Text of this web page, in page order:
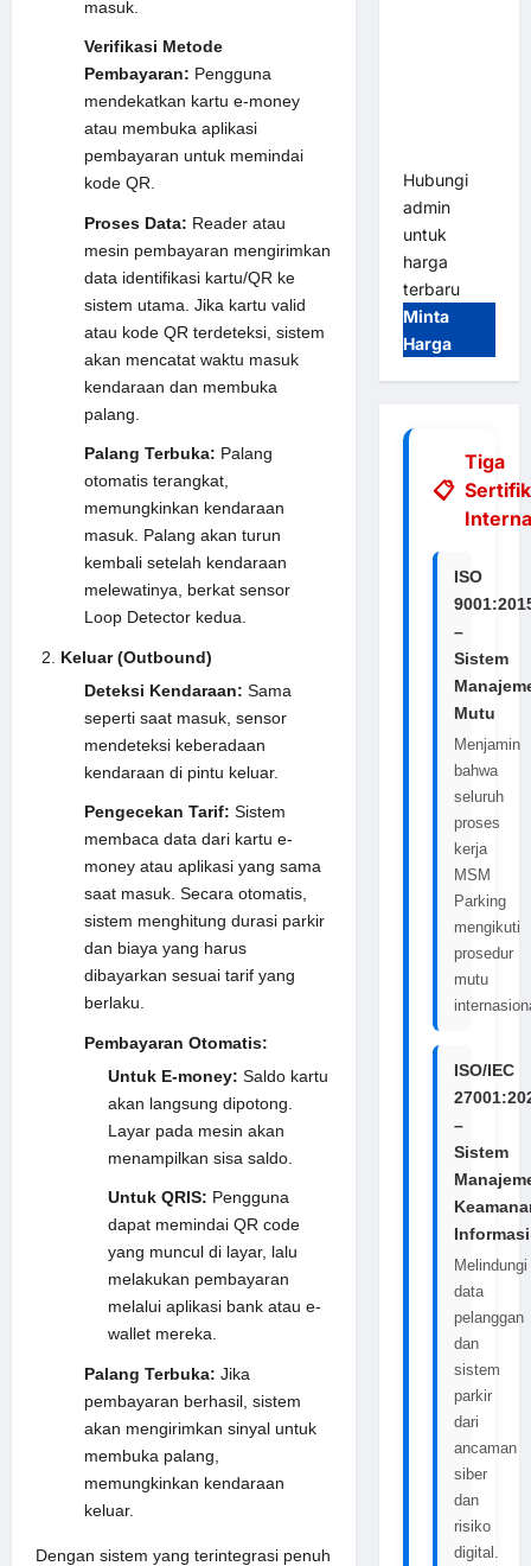
masuk.
Verifikasi Metode
Pembayaran: Pengguna
mendekatkan kartu e-money
atau membuka aplikasi
pembayaran untuk memindai
kode QR.
Proses Data: Reader atau
mesin pembayaran mengirimkan
data identifikasi kartu/QR ke
sistem utama. Jika kartu valid
atau kode QR terdeteksi, sistem
akan mencatat waktu masuk
kendaraan dan membuka
palang.
Palang Terbuka: Palang
otomatis terangkat,
memungkinkan kendaraan
masuk. Palang akan turun
kembali setelah kendaraan
melewatinya, berkat sensor
Loop Detector kedua.
Keluar (Outbound)
Deteksi Kendaraan: Sama
seperti saat masuk, sensor
mendeteksi keberadaan
kendaraan di pintu keluar.
Pengecekan Tarif: Sistem
membaca data dari kartu e-
money atau aplikasi yang sama
saat masuk. Secara otomatis,
sistem menghitung durasi parkir
dan biaya yang harus
dibayarkan sesuai tarif yang
berlaku.
Pembayaran Otomatis:
Untuk E-money: Saldo kartu
akan langsung dipotong.
Layar pada mesin akan
menampilkan sisa saldo.
Untuk QRIS: Pengguna
dapat memindai QR code
yang muncul di layar, lalu
melakukan pembayaran
melalui aplikasi bank atau e-
wallet mereka.
Palang Terbuka: Jika
pembayaran berhasil, sistem
akan mengirimkan sinyal untuk
membuka palang,
memungkinkan kendaraan
keluar.
Dengan sistem yang terintegrasi penuh
Hubungi
admin
untuk
harga
terbaru
Minta
Harga
Tiga
ISO
–
Sistem
Mutu
Menjamin
bahwa
seluruh
proses
kerja
MSM
Parking
mengikuti
prosedur
mutu
ISO/IEC
–
Sistem
Informasi
Melindungi
data
pelanggan
dan
sistem
parkir
dari
ancaman
siber
dan
risiko
digital.